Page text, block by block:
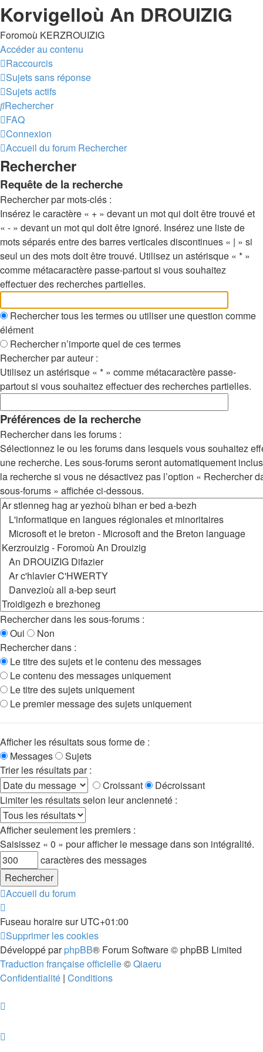
Korvigelloù An DROUIZIG
Foromoù KERZROUIZIG
Accéder au contenu
Raccourcis
Sujets sans réponse
Sujets actifs
Rechercher
FAQ
Connexion
Accueil du forum Rechercher
Rechercher
Requête de la recherche
Rechercher par mots-clés :
Insérez le caractère « + » devant un mot qui doit être trouvé et
« - » devant un mot qui doit être ignoré. Insérez une liste de
mots séparés entre des barres verticales discontinues « | » si
seul un des mots doit être trouvé. Utilisez un astérisque « * »
comme métacaractère passe-partout si vous souhaitez
effectuer des recherches partielles.
Rechercher tous les termes ou utiliser une question comme
élément
Rechercher n’importe quel de ces termes
Rechercher par auteur :
Utilisez un astérisque « * » comme métacaractère passe-
partout si vous souhaitez effectuer des recherches partielles.
Préférences de la recherche
Rechercher dans les forums :
Sélectionnez le ou les forums dans lesquels vous souhaitez
une recherche. Les sous-forums seront automatiquement
la recherche si vous ne désactivez pas l’option « Rechercher
sous-forums » affichée ci-dessous.
Rechercher dans les sous-forums :
Oui
Non
Rechercher dans :
Le titre des sujets et le contenu des messages
Le contenu des messages uniquement
Le titre des sujets uniquement
Le premier message des sujets uniquement
Afficher les résultats sous forme de :
Messages
Sujets
Trier les résultats par :
Croissant
Décroissant
Limiter les résultats selon leur ancienneté :
Afficher seulement les premiers :
Saisissez « 0 » pour afficher le message dans son intégralité.
caractères des messages
Accueil du forum
Fuseau horaire surUTC+01:00
Supprimer les cookies
Développé parphpBB® Forum Software © phpBB Limited
Traduction française officielle©Qiaeru
Confidentialité | Conditions